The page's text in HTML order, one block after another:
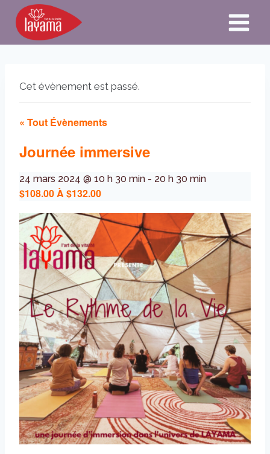
Aller
contenu
Cet évènement est passé.
« Tout Évènements
Journée immersive
24 mars 2024 @ 10 h 30 min - 20 h 30 min
$108.00 À $132.00